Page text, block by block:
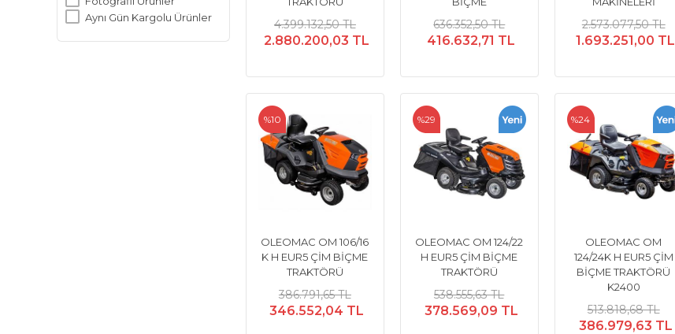
Aynı Gün Kargolu Ürünler
4.399.132,50 TL
2.880.200,03 TL
636.352,50 TL
416.632,71 TL
2.573.077,50 TL
1.693.251,00 TL
OLEOMAC OM 106/16
K H EUR5 ÇİM BİÇME
TRAKTÖRÜ
386.791,65 TL
346.552,04 TL
%10
OLEOMAC OM 124/22
H EUR5 ÇİM BİÇME
TRAKTÖRÜ
538.555,63 TL
378.569,09 TL
%29
OLEOMAC OM
124/24K H EUR5 ÇİM
BİÇME TRAKTÖRÜ
K2400
513.818,68 TL
386.979,63 TL
%24